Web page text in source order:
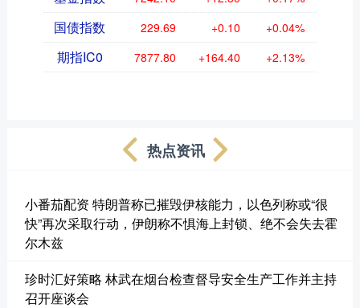
国债指数 229.69 +0.10 +0.04%
期指IC0 7877.80 +164.40 +2.13%
热点资讯
小番茄配资 特朗普称已摧毁伊核能力，以色列称或“很
快”再次采取行动，伊朗称不惧海上封锁、绝不会失去霍
尔木兹
珍时汇好策略 林武在烟台检查督导安全生产工作并主持
召开座谈会